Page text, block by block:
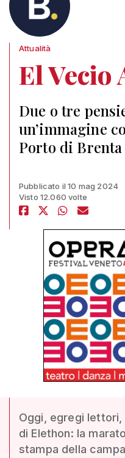
Attualità
El Vecio
Due o tre
un’immagine
Porto di Brenta
Pubblicato il 10 mag 2024
Visto 12.060 volte
Oggi, egregi lettori,
di Elethon: la
stampa della